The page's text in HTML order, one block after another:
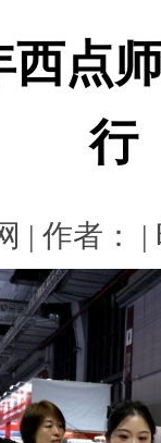
西点
行
| 作者： |